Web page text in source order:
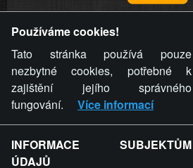
videa a komentáře. Osoba, které se
stránky týče, ani osoba, která umístila
stránku, nemůže z důvodu odstranění
komentáře pro výše uvedenou
provozovateli stránky žádný nárok
nemajetkové újmy.
ZVRÁCENÝ.CZ - Svět není
Používáme cookies!
Tato stránka používá pouze
nezbytné cookies, potřebné k
zajištění jejího správného
fungování.
Více informací
INFORMACE SUBJEKTŮM
ÚDAJŮ